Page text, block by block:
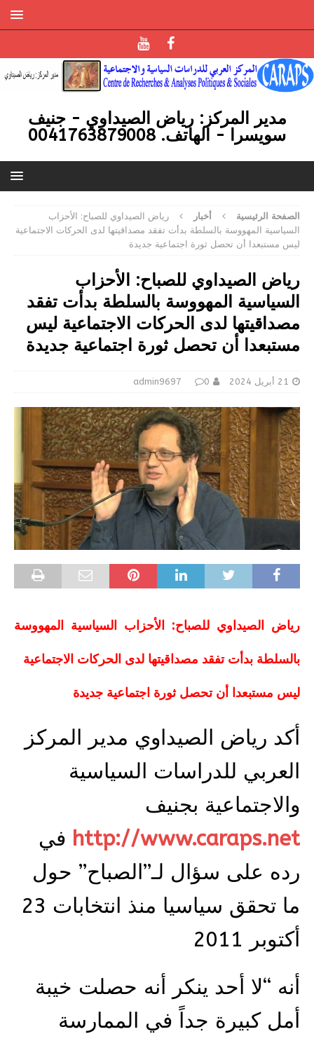
مدير المركز: رياض الصيداوي - جنيف
سويسرا - الهاتف. 0041763879008
الصفحة الرئيسية أخبار
رياض الصيداوي للصباح: الأحزاب
السياسية المهووسة بالسلطة بدأت تفقد مصداقيتها لدى الحركات الاجتماعية
ليس مستبعدا أن تحصل ثورة اجتماعية جديدة
رياض الصيداوي للصباح: الأحزاب
السياسية المهووسة بالسلطة بدأت تفقد
مصداقيتها لدى الحركات الاجتماعية ليس
مستبعدا أن تحصل ثورة اجتماعية جديدة
21 أبريل 2024 admin9697 0
رياض الصيداوي للصباح: الأحزاب السياسية المهووسة
بالسلطة بدأت تفقد مصداقيتها لدى الحركات الاجتماعية
ليس مستبعدا أن تحصل ثورة اجتماعية جديدة
أكد رياض الصيداوي مدير المركز
العربي للدراسات السياسية
والاجتماعية بجنيف
http://www.caraps.net في
رده على سؤال لـ”الصباح” حول
ما تحقق سياسيا منذ انتخابات 23
أكتوبر 2011
أنه “لا أحد ينكر أنه حصلت خيبة
أمل كبيرة جداً في الممارسة